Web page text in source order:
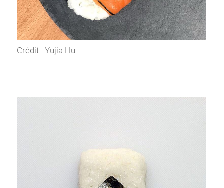
Crédit : Yujia Hu